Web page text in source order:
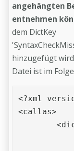
angehängten
entnehmen
dem DictKey
hinzugefügt
Datei ist im
<?xml
<callas>